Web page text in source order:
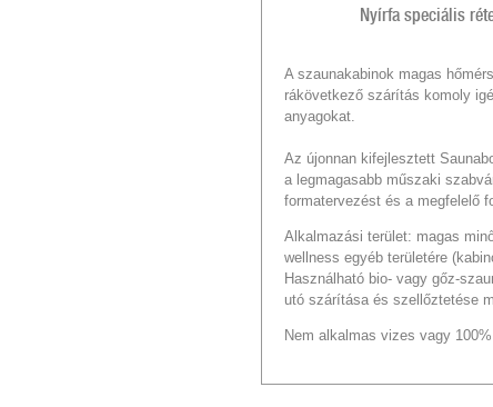
Nyírfa speciális
A szaunakabinok magas
rákövetkező szárítás komoly
anyagokat.
Az újonnan kifejlesztett
a legmagasabb műszaki
formatervezést és a megfelelő
Alkalmazási terület: magas
wellness egyéb területére
Használható bio- vagy gőz-
utó szárítása és szellőztetése
Nem alkalmas vizes vagy